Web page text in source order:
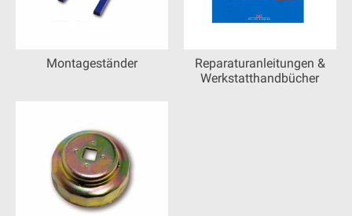
Montageständer
Reparaturanleitungen &
Werkstatthandbücher